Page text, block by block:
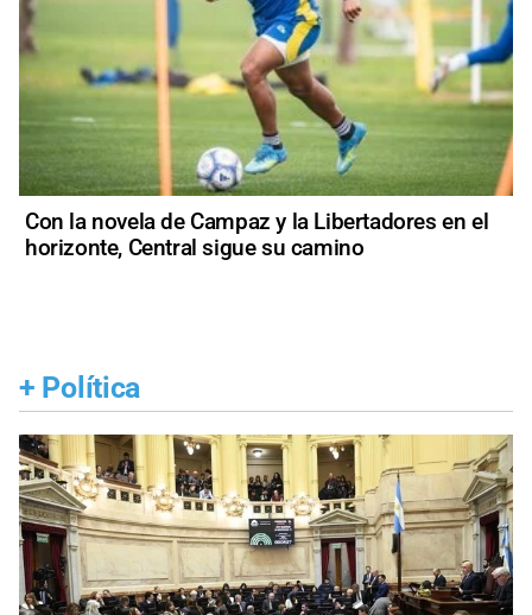
Con la novela de Campaz y la Libertadores en el
horizonte, Central sigue su camino
+ Política